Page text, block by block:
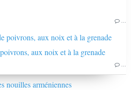
poivrons, aux noix et à la grenade
nouilles arméniennes